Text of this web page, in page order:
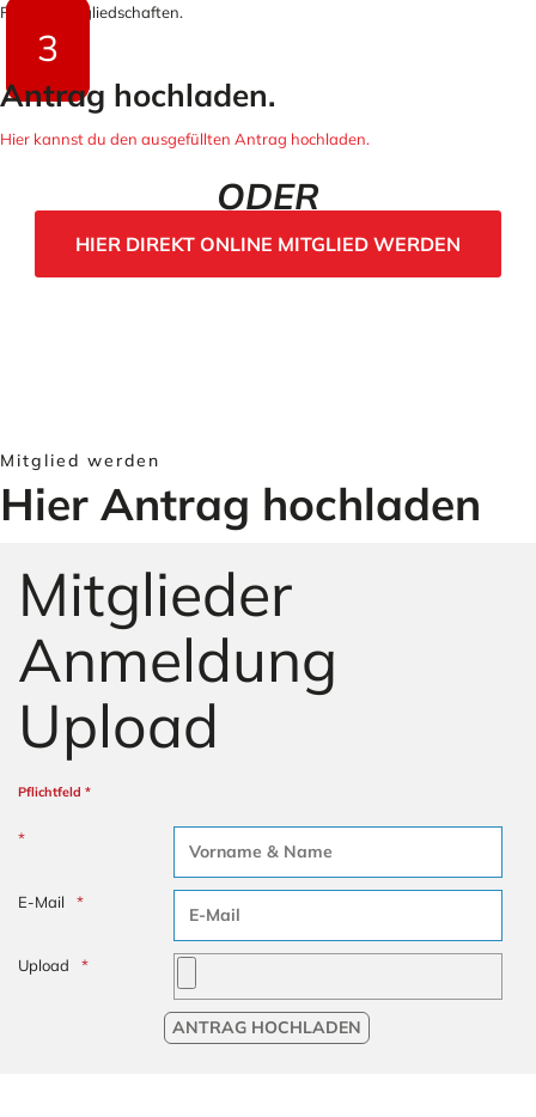
Familienmitgliedschaften.
3
Antrag hochladen.
Hier kannst du den ausgefüllten Antrag hochladen.
ODER
HIER DIREKT ONLINE MITGLIED WERDEN
Mitglied werden
Hier Antrag hochladen
Mitglieder
Anmeldung
Upload
Pflichtfeld *
Name
E-Mail
Upload